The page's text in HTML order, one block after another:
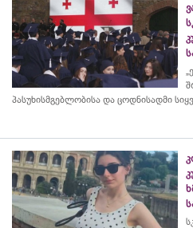
პასუხისმგებლობისა და ცოდნისადმი